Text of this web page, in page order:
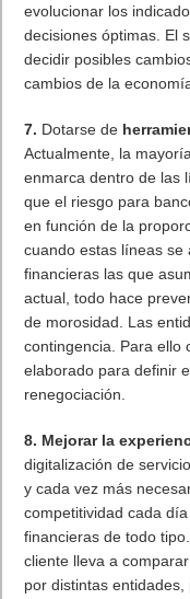
evolucionar los
decisiones óptimas. El
decidir posibles
cambios de la
7. Dotarse de
Actualmente, la
enmarca dentro de las
que el riesgo para
en función de la
cuando estas líneas se
financieras las que
actual, todo hace
de morosidad. Las
contingencia. Para ello
elaborado para definir
renegociación.
8. Mejorar la
digitalización de
y cada vez más
competitividad cada
financieras de todo
cliente lleva a
por distintas